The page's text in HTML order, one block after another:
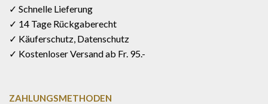
✓ Schnelle Lieferung
✓ 14 Tage Rückgaberecht
✓ Käuferschutz, Datenschutz
✓ Kostenloser Versand ab Fr. 95.-
ZAHLUNGSMETHODEN